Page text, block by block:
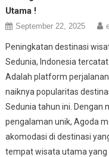
Utama !
September 22, 2025
Peningkatan destinasi
Sedunia, Indonesia
Adalah platform
naiknya popularitas
Sedunia tahun ini. Dengan
pengalaman unik, Agoda
akomodasi di destinasi
tempat wisata utama yang